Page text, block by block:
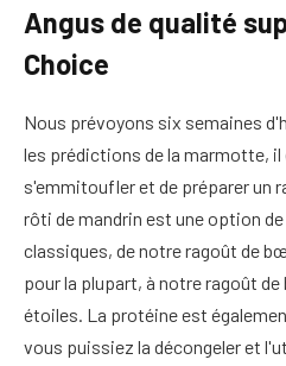
Angus de qualité
Choice
Nous prévoyons six semaines
les prédictions de la marmotte,
s'emmitoufler et de préparer un
rôti de mandrin est une option
classiques, de notre ragoût de
pour la plupart, à notre ragoût
étoiles. La protéine est
vous puissiez la décongeler et